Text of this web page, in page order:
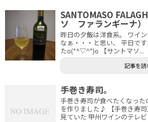
SANTOMASO
ソ ファランギーナ）
昨日の夕飯は洋食系。 ワイ
なぁ・・・と思い、 平日で
たo(*^▽^*)o 【サントマソ...
記事を読
手巻き寿司。
手巻き寿司が食べたくなっ
を作りました♪ 【手巻き寿
見ていた 甲州ワインのテレ